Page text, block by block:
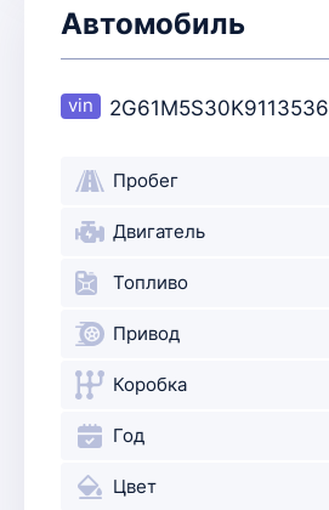
Автомобиль
2G61M5S30K9113536
Пробег
Двигатель
Топливо
Привод
Коробка
Год
Цвет